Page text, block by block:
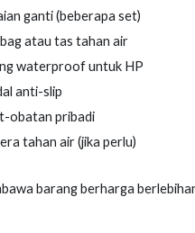
ganti (beberapa set)
atau tas tahan air
waterproof untuk HP
anti-slip
obatan pribadi
tahan air (jika perlu)
barang berharga